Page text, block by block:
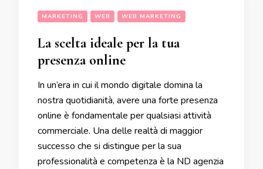
MARKETING WEB WEB MARKETING
La scelta ideale per la tua
presenza online
In un’era in cui il mondo digitale domina la
nostra quotidianità, avere una forte presenza
online è fondamentale per qualsiasi attività
commerciale. Una delle realtà di maggior
successo che si distingue per la sua
professionalità e competenza è la ND agenzia